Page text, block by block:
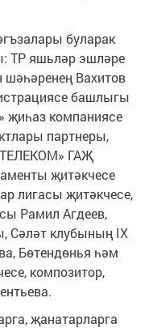
буларак
ТР яшьләр эшләре
Вахитов
башлыгы
җиһаз компаниясе
партнеры,
ГАҖ
җитәкчесе
лигасы җитәкчесе,
Рамил Агдеев,
Сәләт клубының IX
Бөтендөнья һәм
композитор,
җанатарларга